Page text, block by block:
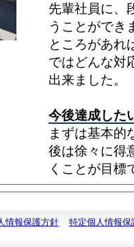
先輩社員に、
うことができ
ところがあれ
ではどんな対
出来ました。
今後達成した
まずは基本的
後は徐々に得
くことが目標
情報保護方針 特定個人情報保